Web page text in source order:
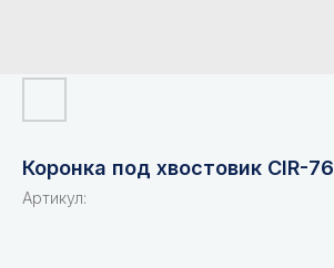
Коронка под хвостовик CIR-76
Артикул: